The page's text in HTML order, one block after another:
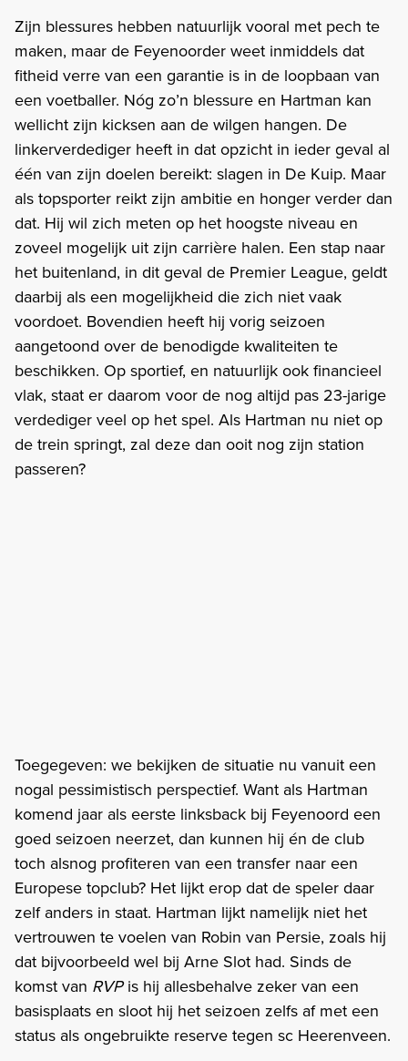
Zijn blessures hebben natuurlijk vooral met pech te
maken, maar de Feyenoorder weet inmiddels dat
fitheid verre van een garantie is in de loopbaan van
een voetballer. Nóg zo’n blessure en Hartman kan
wellicht zijn kicksen aan de wilgen hangen. De
linkerverdediger heeft in dat opzicht in ieder geval al
één van zijn doelen bereikt: slagen in De Kuip. Maar
als topsporter reikt zijn ambitie en honger verder dan
dat. Hij wil zich meten op het hoogste niveau en
zoveel mogelijk uit zijn carrière halen. Een stap naar
het buitenland, in dit geval de Premier League, geldt
daarbij als een mogelijkheid die zich niet vaak
voordoet. Bovendien heeft hij vorig seizoen
aangetoond over de benodigde kwaliteiten te
beschikken. Op sportief, en natuurlijk ook financieel
vlak, staat er daarom voor de nog altijd pas 23-jarige
verdediger veel op het spel. Als Hartman nu niet op
de trein springt, zal deze dan ooit nog zijn station
passeren?
Toegegeven: we bekijken de situatie nu vanuit een
nogal pessimistisch perspectief. Want als Hartman
komend jaar als eerste linksback bij Feyenoord een
goed seizoen neerzet, dan kunnen hij én de club
toch alsnog profiteren van een transfer naar een
Europese topclub? Het lijkt erop dat de speler daar
zelf anders in staat. Hartman lijkt namelijk niet het
vertrouwen te voelen van Robin van Persie, zoals hij
dat bijvoorbeeld wel bij Arne Slot had. Sinds de
komst van RVPis hij allesbehalve zeker van een
basisplaats en sloot hij het seizoen zelfs af met een
status als ongebruikte reserve tegen sc Heerenveen.